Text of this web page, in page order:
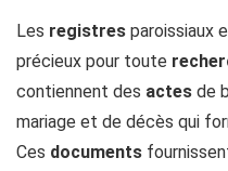
Les registres paroissiaux
précieux pour toute
contiennent des actes de
mariage et de décès qui
Ces documents